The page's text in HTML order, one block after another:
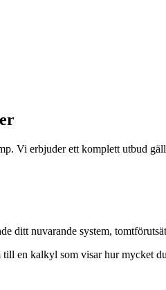
Vi erbjuder ett komplett utbud
ditt nuvarande system,
en kalkyl som visar hur mycket